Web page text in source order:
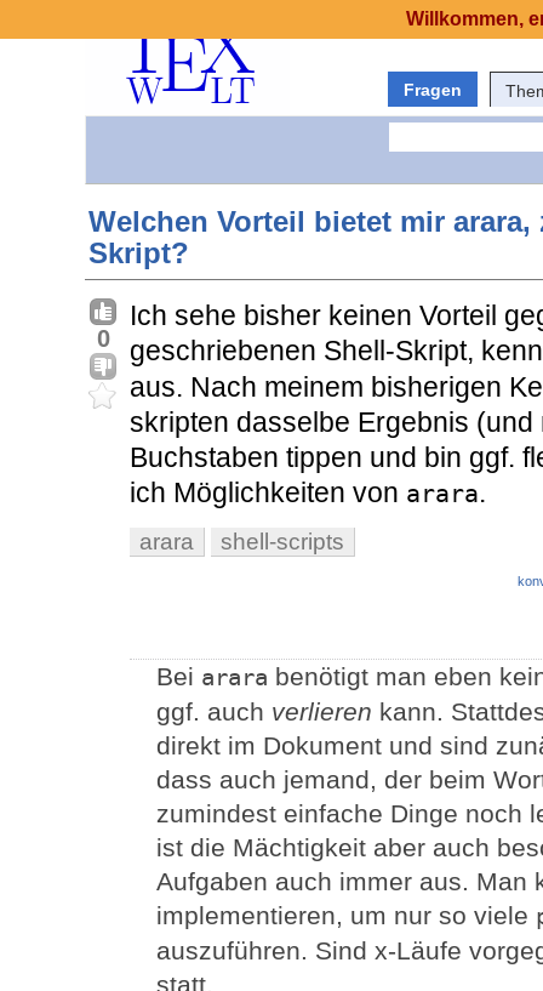
Fragen
Welchen Vorteil bietet mir
Skript?
0
Ich sehe bisher keinen Vorteil
geschriebenen Shell-Skript,
aus. Nach meinem bisherigen
skripten dasselbe Ergebnis
Buchstaben tippen und bin ggf.
ich Möglichkeiten von arara.
arara shell-scripts
Bei arara benötigt man eben
ggf. auch verlieren kann.
direkt im Dokument und sind
dass auch jemand, der beim
zumindest einfache Dinge noch
ist die Mächtigkeit aber auch
Aufgaben auch immer aus. Man
implementieren, um nur so viele
auszuführen. Sind x-Läufe
statt.
Willkommen,